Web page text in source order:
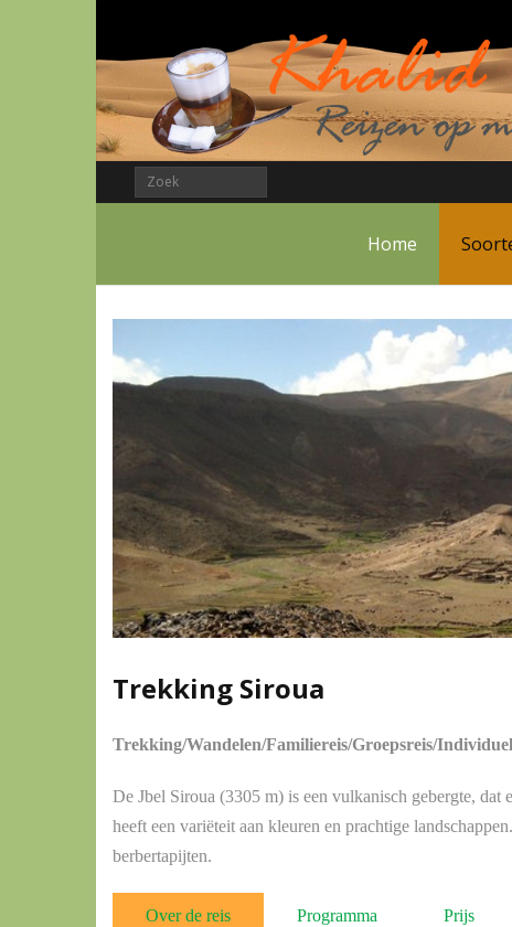
Home
Trekking Siroua
Trekking/Wandelen/Familiereis/Groepsreis/
De Jbel Siroua (3305 m) is een vulkanisch gebergte,
heeft een variëteit aan kleuren en prachtige
berbertapijten.
Over de reis Programma Prijs